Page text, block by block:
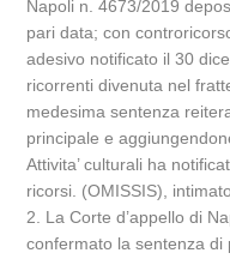
Napoli n. 4673/2019
pari data; con
adesivo notificato il 30
ricorrenti divenuta nel
medesima sentenza
principale e
Attivita’ culturali ha
ricorsi. (OMISSIS),
2. La Corte d’appello di
confermato la sentenza